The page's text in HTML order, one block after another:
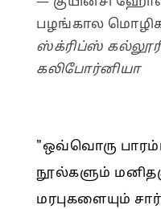
பழங்கால
ஸ்க்ரிப்ஸ்
கலிபோர்னியா
"ஒவ்வொரு
நூல்களும்
மரபுகளையும்